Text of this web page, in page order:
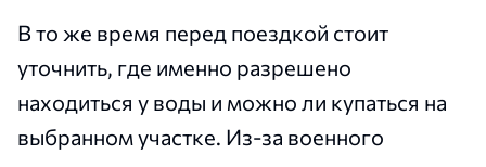
В то же время перед поездкой стоит
уточнить, где именно разрешено
находиться у воды и можно ли купаться на
выбранном участке. Из-за военного